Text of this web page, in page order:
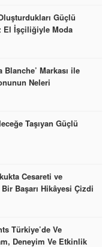
Güçlü
El İşçiliğiyle Moda
Markası ile
Neleri
Örneğini Sunuyor
Taşıyan Güçlü
Cesareti ve
Başarı Hikâyesi Çizdi
Türkiye’de Ve
Deneyim Ve Etkinlik